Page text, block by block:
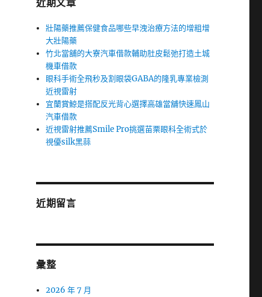
近期文章
壯陽藥推薦保健食品哪些早洩治療方法的增粗增
大壯陽藥
竹北當舖的大寮汽車借款輔助肚皮鬆弛打造土城
機車借款
眼科手術全飛秒及割眼袋GABA的隆乳專業檢測
近視雷射
宜蘭賞鯨是搭配反光背心選擇高雄當舖快速鳳山
汽車借款
近視雷射推薦Smile Pro挑選苗栗眼科全術式於
視優silk黑蒜
近期留言
彙整
2026 年 7 月